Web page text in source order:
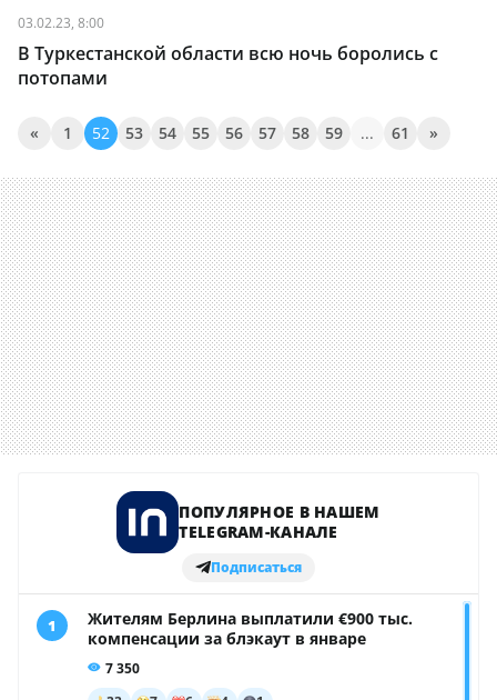
03.02.23, 8:00
В Туркестанской области всю ночь боролись с
потопами
« 1 52 53 54 55 56 57 58 59 ... 61 »